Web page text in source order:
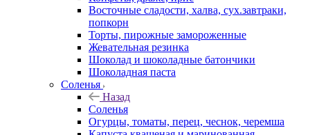
Восточные сладости, халва, сух.завтраки,
попкорн
Торты, пирожные замороженные
Жевательная резинка
Шоколад и шоколадные батончики
Шоколадная паста
Соленья
Назад
Соленья
Огурцы, томаты, перец, чеснок, черемша